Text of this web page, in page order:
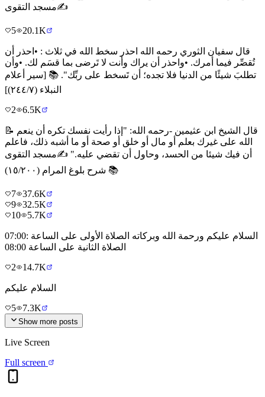
✍️مسجد التقوى
5 20.1K
قال سفيان الثوري رحمه الله احذر سخط الله في ثلاث : •احذر أن
تُقصِّر فيما أمرك. •واحذر أن يراك وأنت لا تَرضى بما قسَم لك. •وأن
تطلبَ شيئًا من الدنيا فلا تجده؛ أن تَسخط على ربِّك". 📚 [سير أعلام
النبلاء (٢٤٤/٧)]
2
6.5K
📝 ‏قال الشيخ ابن عثيمين -رحمه الله: "إذا رأيت نفسك تكره أن ينعم
الله على غيرك بعلم أو مال أو خلق أو صحة أو ما أشبه ذلك، فاعلم
أن فيك شيئا من الحسد، وحاول أن تقضي عليه." ✍️مسجد التقوى
📚 شرح بلوغ المرام (١٥/٢٠٠)
7
37.6K
9
32.5K
10
5.7K
السلام عليكم ورحمة الله وبركاته الصلاة الأولى على الساعة :07:00
الصلاة الثانية على الساعة 08:00
2
14.7K
السلام عليكم
5
7.3K
Show more posts
Live Screen
Full screen